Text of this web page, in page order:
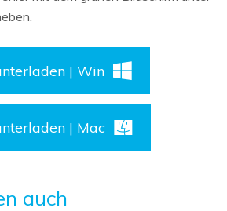
| Win
| Mac
auch